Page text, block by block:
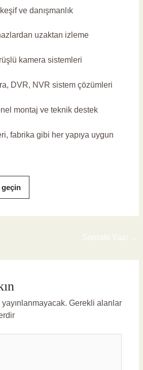
ve danışmanlık
uzaktan izleme
kamera sistemleri
DVR, NVR sistem çözümleri
montaj ve teknik destek
fabrika gibi her yapıya uygun
Sonraki Yazı →
Gerekli alanlar